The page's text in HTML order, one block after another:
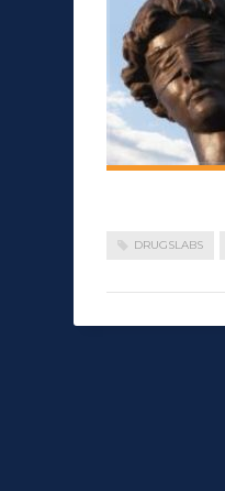
DRUGSLABS